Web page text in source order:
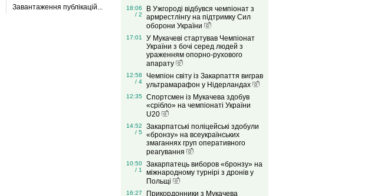
Завантаження публікацій...
18:06
/ 2
В Ужгороді відбувся чемпіонат з
армрестлінгу на підтримку Сил
оборони України
17:01
У Мукачеві стартував Чемпіонат
України з бочі серед людей з
ураженням опорно-рухового
апарату
12:58
/ 4
Чемпіон світу із Закарпаття виграв
ультрамарафон у Нідерландах
12:35
Спортсмен із Мукачева здобув
«срібло» на чемпіонаті України
U20
14:52
/ 5
Закарпатські поліцейські здобули
«бронзу» на всеукраїнських
змаганнях груп оперативного
реагування
10:50
/ 1
Закарпатець виборов «бронзу» на
міжнародному турнірі з дронів у
Польщі
16:27
Прикордонники з Мукачева